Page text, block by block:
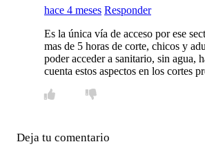
hace 4 meses Responder
Es la única vía de acceso por ese
mas de 5 horas de corte, chicos y
poder acceder a sanitario, sin agua,
cuenta estos aspectos en los cortes
Deja tu comentario